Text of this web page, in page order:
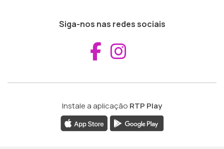
Siga-nos nas redes sociais
Aceder ao
Instale a aplicação RTP Play